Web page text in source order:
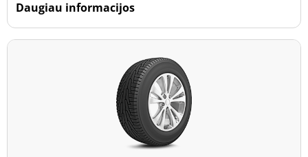
Daugiau informacijos